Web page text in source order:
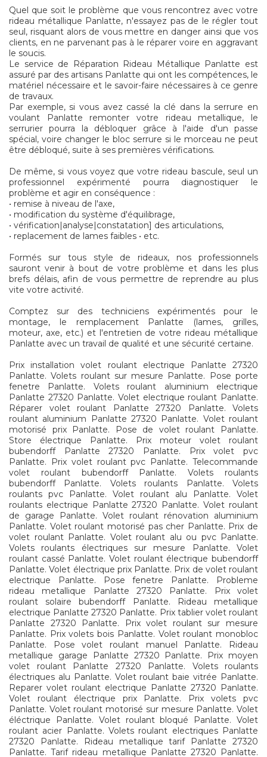
Quel que soit le problème que vous rencontrez avec votre
rideau métallique Panlatte, n'essayez pas de le régler tout
seul, risquant alors de vous mettre en danger ainsi que vos
clients, en ne parvenant pas à le réparer voire en aggravant
le soucis.
Le service de Réparation Rideau Métallique Panlatte est
assuré par des artisans Panlatte qui ont les compétences, le
matériel nécessaire et le savoir-faire nécessaires à ce genre
de travaux.
Par exemple, si vous avez cassé la clé dans la serrure en
voulant Panlatte remonter votre rideau metallique, le
serrurier pourra la débloquer grâce à l'aide d'un passe
spécial, voire changer le bloc serrure si le morceau ne peut
être débloqué, suite à ses premières vérifications.
De même, si vous voyez que votre rideau bascule, seul un
professionnel expérimenté pourra diagnostiquer le
problème et agir en conséquence :
• remise à niveau de l'axe,
• modification du système d'équilibrage,
• vérification|analyse|constatation] des articulations,
• replacement de lames faibles • etc.
Formés sur tous style de rideaux, nos professionnels
sauront venir à bout de votre problème et dans les plus
brefs délais, afin de vous permettre de reprendre au plus
vite votre activité.
Comptez sur des techniciens expérimentés pour le
montage, le remplacement Panlatte (lames, grilles,
moteur, axe, etc.) et l'entretien de votre rideau métallique
Panlatte avec un travail de qualité et une sécurité certaine.
Prix installation volet roulant electrique Panlatte 27320
Panlatte. Volets roulant sur mesure Panlatte. Pose porte
fenetre Panlatte. Volets roulant aluminium electrique
Panlatte 27320 Panlatte. Volet electrique roulant Panlatte.
Réparer volet roulant Panlatte 27320 Panlatte. Volets
roulant aluminium Panlatte 27320 Panlatte. Volet roulant
motorisé prix Panlatte. Pose de volet roulant Panlatte.
Store électrique Panlatte. Prix moteur volet roulant
bubendorff Panlatte 27320 Panlatte. Prix volet pvc
Panlatte. Prix volet roulant pvc Panlatte. Telecommande
volet roulant bubendorff Panlatte. Volets roulants
bubendorff Panlatte. Volets roulants Panlatte. Volets
roulants pvc Panlatte. Volet roulant alu Panlatte. Volet
roulants electrique Panlatte 27320 Panlatte. Volet roulant
de garage Panlatte. Volet roulant rénovation aluminium
Panlatte. Volet roulant motorisé pas cher Panlatte. Prix de
volet roulant Panlatte. Volet roulant alu ou pvc Panlatte.
Volets roulants électriques sur mesure Panlatte. Volet
roulant cassé Panlatte. Volet roulant électrique bubendorff
Panlatte. Volet électrique prix Panlatte. Prix de volet roulant
electrique Panlatte. Pose fenetre Panlatte. Probleme
rideau metallique Panlatte 27320 Panlatte. Prix volet
roulant solaire bubendorff Panlatte. Rideau metallique
electrique Panlatte 27320 Panlatte. Prix tablier volet roulant
Panlatte 27320 Panlatte. Prix volet roulant sur mesure
Panlatte. Prix volets bois Panlatte. Volet roulant monobloc
Panlatte. Pose volet roulant manuel Panlatte. Rideau
metallique garage Panlatte 27320 Panlatte. Prix moyen
volet roulant Panlatte 27320 Panlatte. Volets roulants
électriques alu Panlatte. Volet roulant baie vitrée Panlatte.
Reparer volet roulant electrique Panlatte 27320 Panlatte.
Volet roulant électrique prix Panlatte. Prix volets pvc
Panlatte. Volet roulant motorisé sur mesure Panlatte. Volet
éléctrique Panlatte. Volet roulant bloqué Panlatte. Volet
roulant acier Panlatte. Volets roulant electriques Panlatte
27320 Panlatte. Rideau metallique tarif Panlatte 27320
Panlatte. Tarif rideau metallique Panlatte 27320 Panlatte.